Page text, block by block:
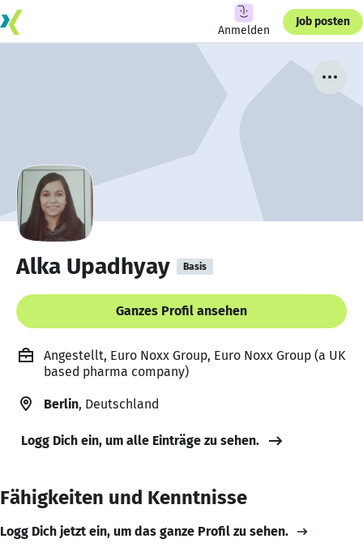
Anmelden
Job posten
Alka Upadhyay Basis
Ganzes Profil ansehen
Angestellt, Euro Noxx Group, Euro Noxx Group (a UK
based pharma company)
Berlin, Deutschland
Logg Dich ein, um alle Einträge zu sehen.
Fähigkeiten und Kenntnisse
Logg Dich jetzt ein, um das ganze Profil zu sehen.